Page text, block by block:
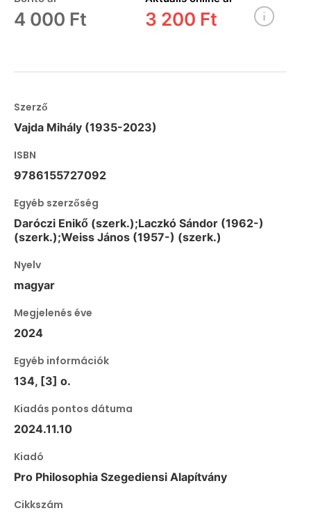
4 000 Ft 3 200 Ft
Szerző
Vajda Mihály (1935-2023)
ISBN
9786155727092
Egyéb szerzőség
Daróczi Enikő (szerk.);Laczkó Sándor (1962-)
(szerk.);Weiss János (1957-) (szerk.)
Nyelv
magyar
Megjelenés éve
2024
Egyéb információk
134, [3] o.
Kiadás pontos dátuma
2024.11.10
Kiadó
Pro Philosophia Szegediensi Alapítvány
Cikkszám